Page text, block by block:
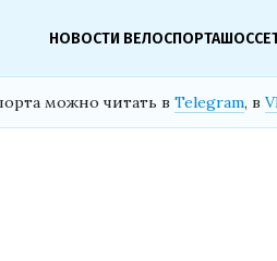
НОВОСТИ ВЕЛОСПОРТАШОССЕ
можно читать в Telegram, в